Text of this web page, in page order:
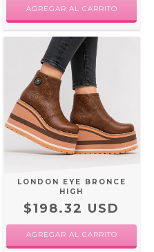
AGREGAR AL CARRITO
LONDON EYE BRONCE
HIGH
$198.32 USD
AGREGAR AL CARRITO